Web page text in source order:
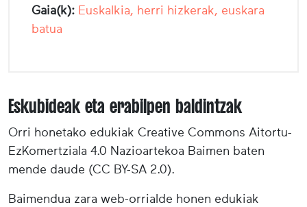
Gaia(k): Euskalkia, herri hizkerak, euskara
batua
Eskubideak eta erabilpen baldintzak
Orri honetako edukiak Creative Commons Aitortu-
EzKomertziala 4.0 Nazioartekoa Baimen baten
mende daude (CC BY-SA 2.0).
Baimendua zara web-orrialde honen edukiak